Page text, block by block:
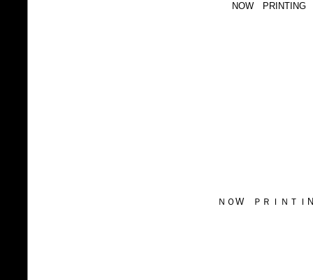
NOW PRINTING
ＮＯW ＰＲＩＮＴＩ